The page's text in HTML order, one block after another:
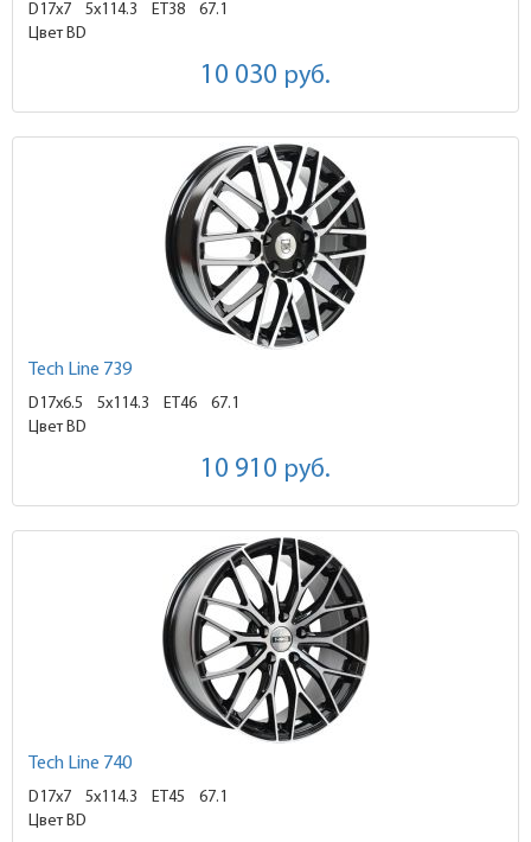
D17x7 5x114.3 ET38
67.1
Цвет BD
10 030 руб.
Tech Line 739
D17x6.5 5x114.3 ET46
67.1
Цвет BD
10 910 руб.
Tech Line 740
D17x7 5x114.3 ET45
67.1
Цвет BD